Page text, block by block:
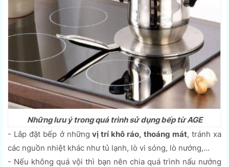
Những lưu ý trong quá trình sử dụng bếp từ AGE
- Lắp đặt bếp ở những vị trí khô ráo, thoáng mát, tránh xa
các nguồn nhiệt khác như tủ lạnh, lò vi sóng, lò nướng,...
- Nếu không quá vội thì bạn nên chia quá trình nấu nướng